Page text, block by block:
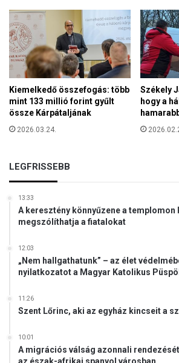
Kiemelkedő összefogás: több
mint 133 millió forint gyűlt
össze Kárpátaljának
2026.03.24.
Székely
hogy a
LEGFRISSEBB
13:33
A keresztény könnyűzene a templomon
megszólíthatja a fiatalokat
12:03
„Nem hallgathatunk” – az élet
nyilatkozatot a Magyar Katolikus
11:26
Szent Lőrinc, aki az egyház kincseit a
10:01
A migrációs válság azonnali